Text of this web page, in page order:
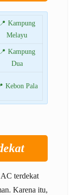
📍 Kampung
Melayu
📍 Kampung
Dua
Kebon Pala
terdekat
Karena itu,